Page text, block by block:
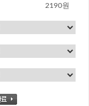
2190원